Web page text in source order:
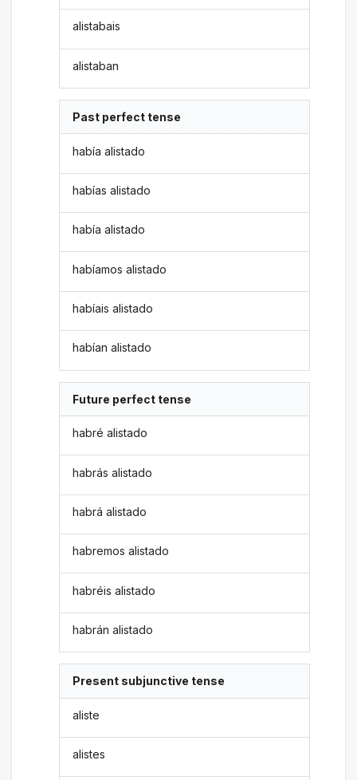
alistabais
alistaban
Past perfect tense
había alistado
habías alistado
había alistado
habíamos alistado
habíais alistado
habían alistado
Future perfect tense
habré alistado
habrás alistado
habrá alistado
habremos alistado
habréis alistado
habrán alistado
Present subjunctive tense
aliste
alistes